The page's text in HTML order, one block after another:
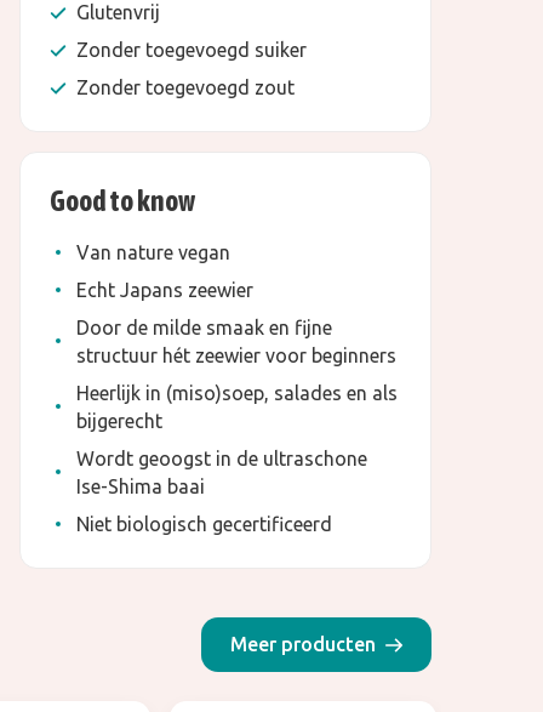
Glutenvrij
Zonder toegevoegd suiker
Zonder toegevoegd zout
Good to know
Van nature vegan
Echt Japans zeewier
Door de milde smaak en fijne
structuur hét zeewier voor beginners
Heerlijk in (miso)soep, salades en als
bijgerecht
Wordt geoogst in de ultraschone
Ise-Shima baai
Niet biologisch gecertificeerd
Meer producten